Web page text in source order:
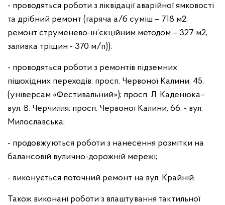
- проводяться роботи з ліквідації аварійної ямковості
та дрібний ремонт (гаряча а/б суміш – 718 м2,
ремонт струменево-ін’єкційним методом – 327 м2,
заливка тріщин - 370 м/п));
- проводяться роботи з ремонтів підземних
пішохідних переходів: просп. Червоної Калини, 45,
(універсам «Фестивальний»); просп. Л .Каденюка–
вул. В. Черчилля; просп. Червоної Калини, 66, - вул.
Милославська;
- продовжуються роботи з нанесення розмітки на
балансовій вулично-дорожній мережі;
- виконується поточний ремонт на вул. Крайній.
Також виконані роботи з влаштування тактильної